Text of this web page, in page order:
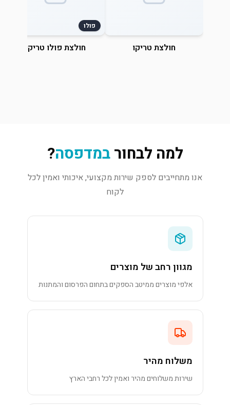
חולצת טריקו
פולו
חולצת פולו טריקו
למה לבחורבמדפסה?
אנו מתחייבים לספק שירות מקצועי, איכותי ואמין לכל
לקוח
מגוון רחב של מוצרים
אלפי מוצרים ממיטב הספקים בתחום הפרסום והמתנות
משלוח מהיר
שירות משלוחים מהיר ואמין לכל רחבי הארץ